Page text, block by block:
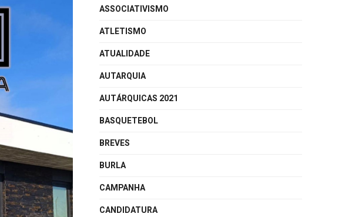
ASSOCIATIVISMO
ATLETISMO
ATUALIDADE
AUTARQUIA
AUTÁRQUICAS 2021
BASQUETEBOL
BREVES
BURLA
CAMPANHA
CANDIDATURA